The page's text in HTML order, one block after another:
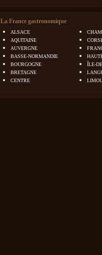
La France gastronomique
ALSACE
AQUITAINE
AUVERGNE
BASSE-NORMANDIE
BOURGOGNE
BRETAGNE
CENTRE
ÎLE-